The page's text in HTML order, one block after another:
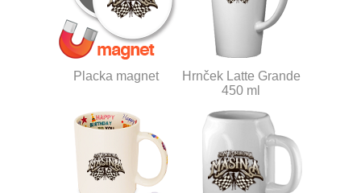
Placka magnet
Hrnček Latte Grande
450 ml